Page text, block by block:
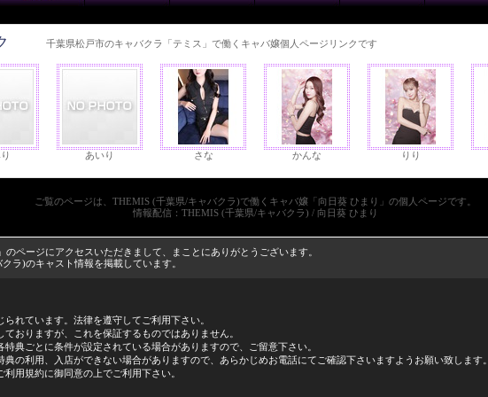
千葉県松戸市のキャバクラ「テミス」で働くキャバ嬢個人ページリンクです
あいり さな かんな りり
ご覧のページは、THEMIS (千葉県/キャバクラ)で働くキャバ嬢「向日葵 ひまり」の個人ページです。
情報配信：THEMIS (千葉県/キャバクラ) / 向日葵 ひまり
ページにアクセスいただきまして、まことにありがとうございます。
ラ)のキャスト情報を掲載しています。
れています。法律を遵守してご利用下さい。
おりますが、これを保証するものではありません。
特典ごとに条件が設定されている場合がありますので、ご留意下さい。
典の利用、入店ができない場合がありますので、あらかじめお電話にてご確認下さいますようお願い致します。
利用規約に御同意の上でご利用下さい。